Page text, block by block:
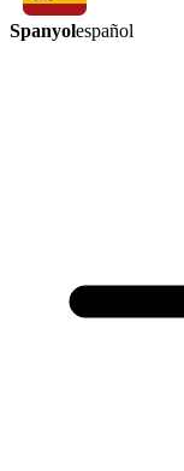
Spanyolespañol